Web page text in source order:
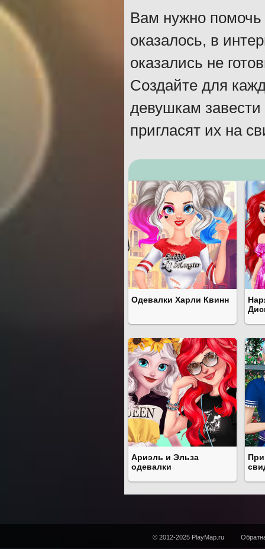
Вам нужно помочь
оказалось, в
оказались не
Создайте для
девушкам
пригласят их на
Одевалки Харли Квинн
Ариэль и Эльза
одевалки
© 2012-2025 PlayMap.ru